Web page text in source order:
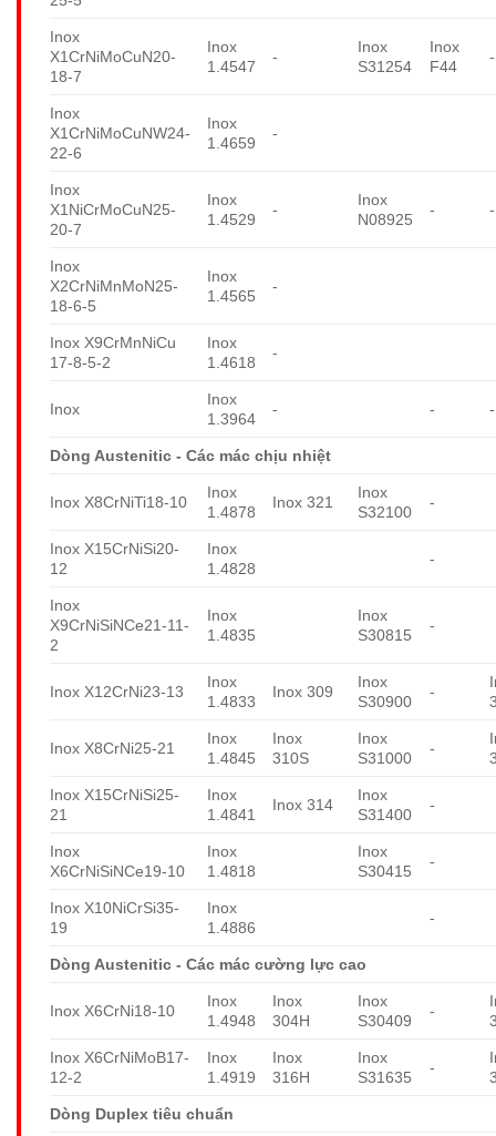
Inox
X1CrNiMoCuN20-
18-7
Inox
1.4547
-
Inox
S31254
Inox
F44
-
Inox
X1CrNiMoCuNW24-
22-6
Inox
1.4659
-
Inox
X1NiCrMoCuN25-
20-7
Inox
1.4529
-
Inox
N08925
- -
Inox
X2CrNiMnMoN25-
18-6-5
Inox
1.4565
-
Inox X9CrMnNiCu
17-8-5-2
Inox
1.4618
-
Inox
Inox
1.3964
- - -
Dòng Austenitic - Các mác chịu nhiệt
Inox X8CrNiTi18-10
Inox
1.4878
Inox 321
Inox
S32100
-
Inox X15CrNiSi20-
12
Inox
1.4828
-
Inox
X9CrNiSiNCe21-11-
2
Inox
1.4835
Inox
S30815
-
Inox X12CrNi23-13
Inox
1.4833
Inox 309
Inox
S30900
-
Inox X8CrNi25-21
Inox
1.4845
Inox
310S
Inox
S31000
-
Inox X15CrNiSi25-
21
Inox
1.4841
Inox 314
Inox
S31400
-
Inox
X6CrNiSiNCe19-10
Inox
1.4818
Inox
S30415
-
Inox X10NiCrSi35-
19
Inox
1.4886
-
Dòng Austenitic - Các mác cường lực cao
Inox X6CrNi18-10
Inox
1.4948
Inox
304H
Inox
S30409
-
Inox X6CrNiMoB17-
12-2
Inox
1.4919
Inox
316H
Inox
S31635
-
Dòng Duplex tiêu chuẩn